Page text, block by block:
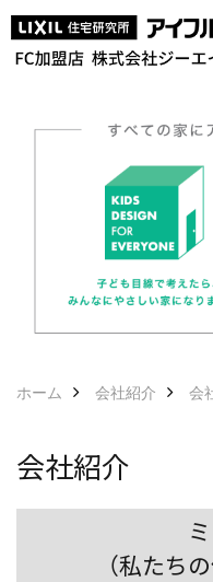
ホーム 会社紹介 会
会社紹介
（私たち